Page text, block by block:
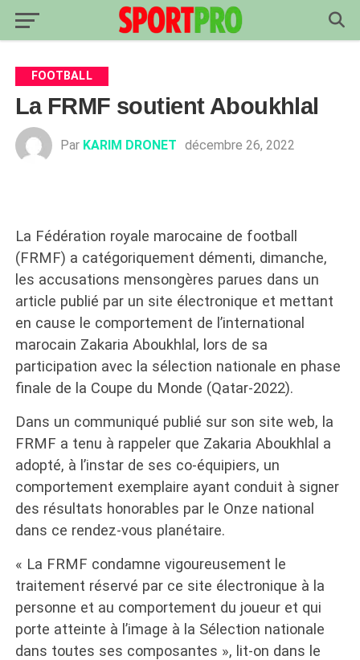
FOOTBALL
La FRMF soutient Aboukhlal
Par KARIM DRONET décembre 26, 2022
La Fédération royale marocaine de football
(FRMF) a catégoriquement démenti, dimanche,
les accusations mensongères parues dans un
article publié par un site électronique et mettant
en cause le comportement de l’international
marocain Zakaria Aboukhlal, lors de sa
participation avec la sélection nationale en phase
finale de la Coupe du Monde (Qatar-2022).
Dans un communiqué publié sur son site web, la
FRMF a tenu à rappeler que Zakaria Aboukhlal a
adopté, à l’instar de ses co-équipiers, un
comportement exemplaire ayant conduit à signer
des résultats honorables par le Onze national
dans ce rendez-vous planétaire.
« La FRMF condamne vigoureusement le
traitement réservé par ce site électronique à la
personne et au comportement du joueur et qui
porte atteinte à l’image à la Sélection nationale
dans toutes ses composantes », lit-on dans le